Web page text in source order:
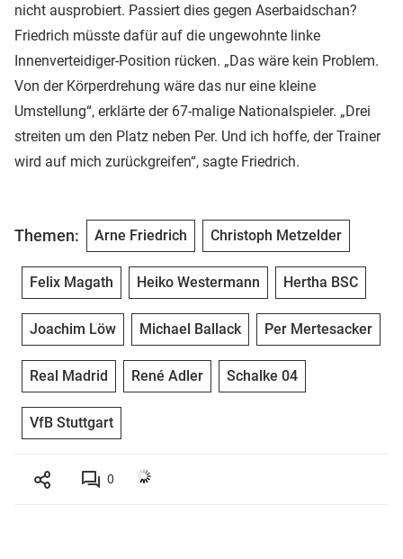
nicht ausprobiert. Passiert dies gegen Aserbaidschan?
Friedrich müsste dafür auf die ungewohnte linke
Innenverteidiger-Position rücken. „Das wäre kein Problem.
Von der Körperdrehung wäre das nur eine kleine
Umstellung“, erklärte der 67-malige Nationalspieler. „Drei
streiten um den Platz neben Per. Und ich hoffe, der Trainer
wird auf mich zurückgreifen“, sagte Friedrich.
Themen: Arne Friedrich Christoph Metzelder
Felix Magath Heiko Westermann Hertha BSC
Joachim Löw Michael Ballack Per Mertesacker
Real Madrid René Adler Schalke 04
VfB Stuttgart
0